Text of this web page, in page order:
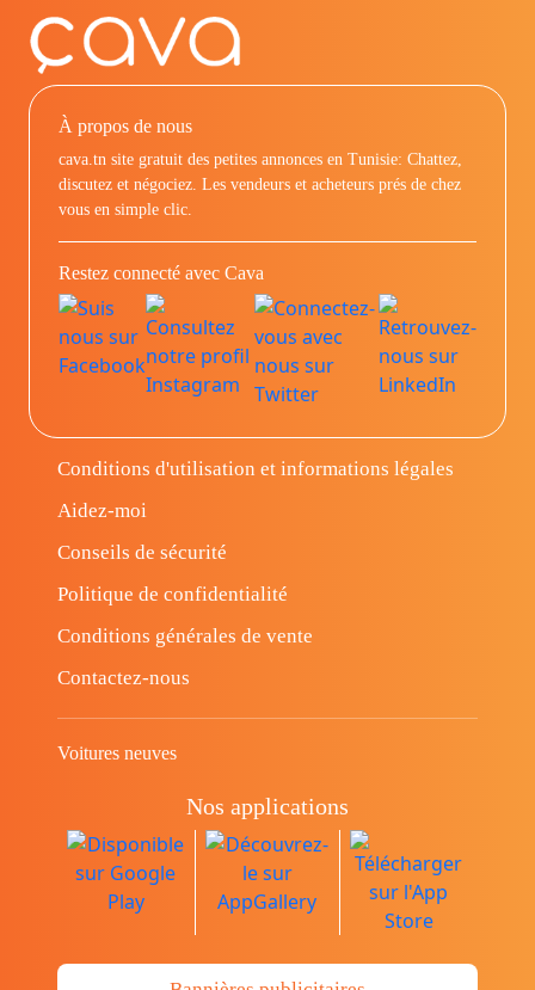
À propos de nous
cava.tn site gratuit des petites annonces en Tunisie: Chattez,
discutez et négociez. Les vendeurs et acheteurs prés de chez
vous en simple clic.
Restez connecté avec Cava
Conditions d'utilisation et informations légales
Aidez-moi
Conseils de sécurité
Politique de confidentialité
Conditions générales de vente
Contactez-nous
Voitures neuves
Nos applications